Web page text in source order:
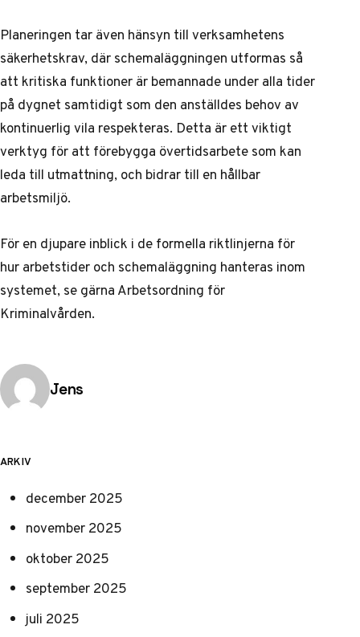
Planeringen tar även hänsyn till verksamhetens
säkerhetskrav, där schemaläggningen utformas så
att kritiska funktioner är bemannade under alla tider
på dygnet samtidigt som den anställdes behov av
kontinuerlig vila respekteras. Detta är ett viktigt
verktyg för att förebygga övertidsarbete som kan
leda till utmattning, och bidrar till en hållbar
arbetsmiljö.
För en djupare inblick i de formella riktlinjerna för
hur arbetstider och schemaläggning hanteras inom
systemet, se gärnaArbetsordning för
Kriminalvården.
Publicerad av
Jens
ARKIV
december 2025
november 2025
oktober 2025
september 2025
juli 2025